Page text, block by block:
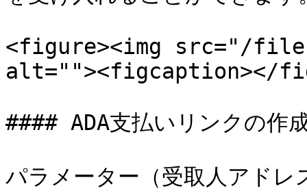
<figure><img src="/
alt=""><figcaption></
#### ADA支払いリンクの作
パラメーター（受取人アドレ